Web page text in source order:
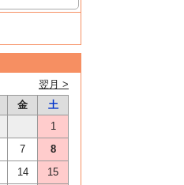
翌月 >
金
土
1
7
8
14
15